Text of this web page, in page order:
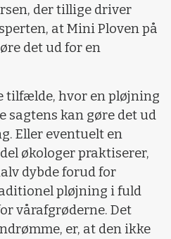
der tillige driver
at Mini Ploven på
det ud for en
tilfælde, hvor en pløjning
sagtens kan gøre det ud
Eller eventuelt en
økologer praktiserer,
dybde forud for
pløjning i fuld
vårafgrøderne. Det
er, at den ikke